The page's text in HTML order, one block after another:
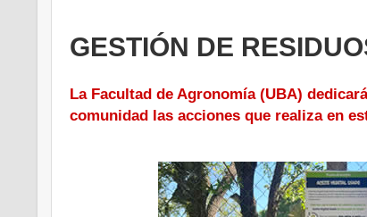
GESTIÓN DE
La Facultad de Agronomía (UBA)
comunidad las acciones que realiza en